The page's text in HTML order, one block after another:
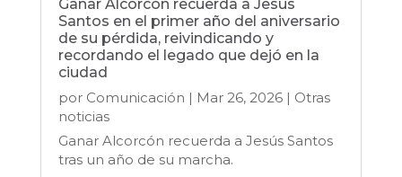
Ganar Alcorcón recuerda a Jesús
Santos en el primer año del aniversario
de su pérdida, reivindicando y
recordando el legado que dejó en la
ciudad
por Comunicación | Mar 26, 2026| Otras
noticias
Ganar Alcorcón recuerda a Jesús Santos
tras un año de su marcha.